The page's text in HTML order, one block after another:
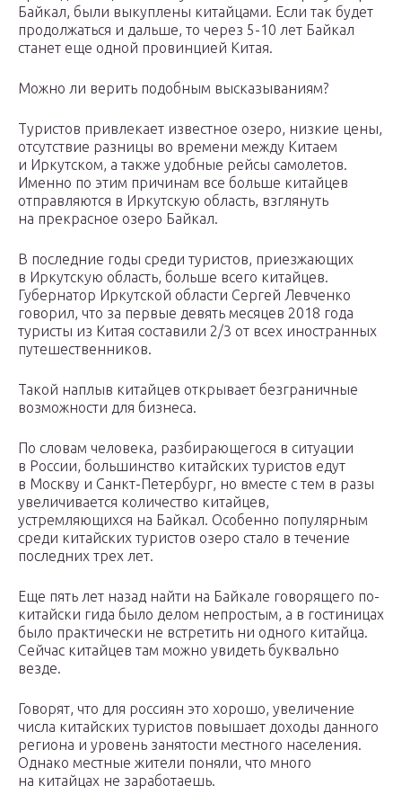
Байкал, были выкуплены китайцами. Если так будет
продолжаться и дальше, то через 5-10 лет Байкал
станет еще одной провинцией Китая.
Можно ли верить подобным высказываниям?
Туристов привлекает известное озеро, низкие цены,
отсутствие разницы во времени между Китаем
и Иркутском, а также удобные рейсы самолетов.
Именно по этим причинам все больше китайцев
отправляются в Иркутскую область, взглянуть
на прекрасное озеро Байкал.
В последние годы среди туристов, приезжающих
в Иркутскую область, больше всего китайцев.
Губернатор Иркутской области Сергей Левченко
говорил, что за первые девять месяцев 2018 года
туристы из Китая составили 2/3 от всех иностранных
путешественников.
Такой наплыв китайцев открывает безграничные
возможности для бизнеса.
По словам человека, разбирающегося в ситуации
в России, большинство китайских туристов едут
в Москву и Санкт-Петербург, но вместе с тем в разы
увеличивается количество китайцев,
устремляющихся на Байкал. Особенно популярным
среди китайских туристов озеро стало в течение
последних трех лет.
Еще пять лет назад найти на Байкале говорящего по-
китайски гида было делом непростым, а в гостиницах
было практически не встретить ни одного китайца.
Сейчас китайцев там можно увидеть буквально
везде.
Говорят, что для россиян это хорошо, увеличение
числа китайских туристов повышает доходы данного
региона и уровень занятости местного населения.
Однако местные жители поняли, что много
на китайцах не заработаешь.